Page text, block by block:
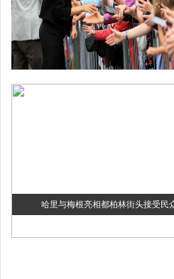
哈里与梅根亮相都柏林街头接受民